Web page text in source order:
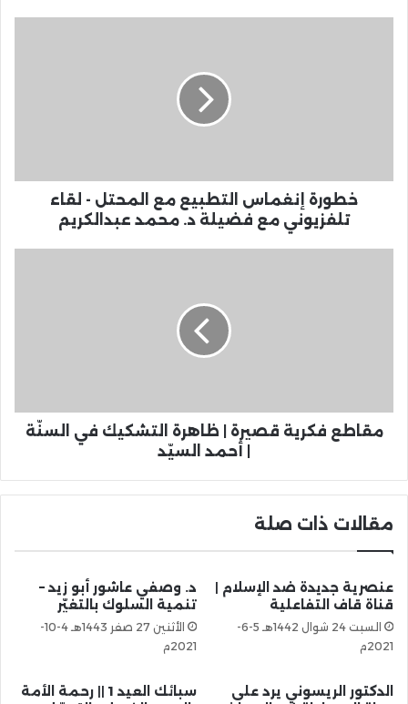
خطورة إنغماس التطبيع مع المحتل - لقاء
تلفزيوني مع فضيلة د. محمد عبدالكريم
مقاطع فكرية قصيرة | ظاهرة التشكيك في السنّة
| أحمد السيّد
مقالات ذات صلة
عنصرية جديدة ضد الإسلام |
قناة قاف التفاعلية
السبت 24 شوال 1442هـ 5-6-
2021م
د. وصفي عاشور أبو زيد –
تنمية السلوك بالتغيّر
الأثنين 27 صفر 1443هـ 4-10-
2021م
الدكتور الريسوني يرد على
سبائك العيد 1 || رحمة الأمة